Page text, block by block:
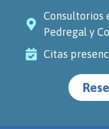
Consultorios
Pedregal y
Citas